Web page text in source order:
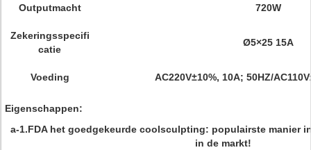
Outputmacht 720W
Zekeringsspecifi
catie
Ø5×25 15A
Voeding AC220V±10%, 10A; 50HZ/
Eigenschappen:
a-1.FDA het goedgekeurde coolsculpting: populairste manier
in de markt!